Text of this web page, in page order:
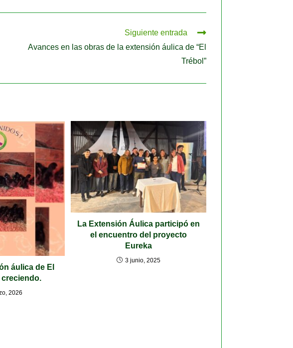
Siguiente entrada
Avances en las obras de la extensión áulica de “El
Trébol”
áulica de El
2026
La Extensión Áulica participó en
el encuentro del proyecto
Eureka
3 junio, 2025